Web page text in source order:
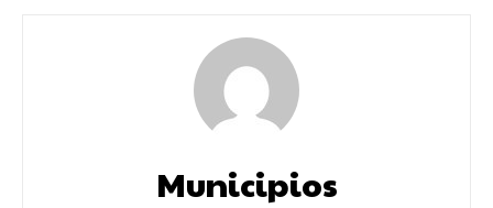
Municipios